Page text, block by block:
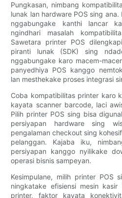
Pungkasan, nimbang
lunak lan hardware POS sing
nggabungake kanthi lancar
ngindhari masalah
Sawetara printer POS
piranti lunak (SDK) sing
nggabungake karo macem-
panyedhiya POS kanggo
lan mesthekake proses integrasi
Coba kompatibilitas printer karo
kayata scanner barcode, laci
Pilih printer POS sing bisa
persiyapan hardware sing
pengalaman checkout sing
pelanggan. Kajaba iku,
persiyapan kanggo nyilikake
operasi bisnis sampeyan.
Kesimpulane, milih printer POS
ningkatake efisiensi mesin
printer, faktor kayata